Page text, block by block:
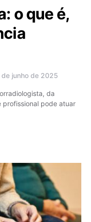
o que é,
junho de 2025
da
profissional pode atuar